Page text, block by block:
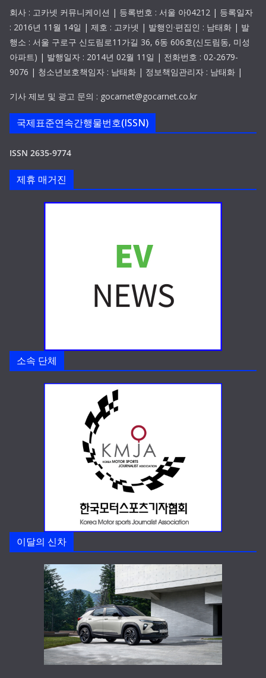
회사 : 고카넷 커뮤니케이션 | 등록번호 : 서울 아04212 | 등록일자
: 2016년 11월 14일 | 제호 : 고카넷 | 발행인·편집인 : 남태화 | 발
행소 : 서울 구로구 신도림로11가길 36, 6동 606호(신도림동, 미성
아파트) | 발행일자 : 2014년 02월 11일 | 전화번호 : 02-2679-
9076 | 청소년보호책임자 : 남태화 | 정보책임관리자 : 남태화 |
기사 제보 및 광고 문의 : gocarnet@gocarnet.co.kr
국제표준연속간행물번호(ISSN)
ISSN 2635-9774
제휴 매거진
소속 단체
이달의 신차